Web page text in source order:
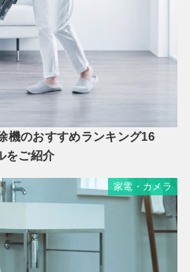
機のおすすめランキング16
をご紹介
家電・カメラ